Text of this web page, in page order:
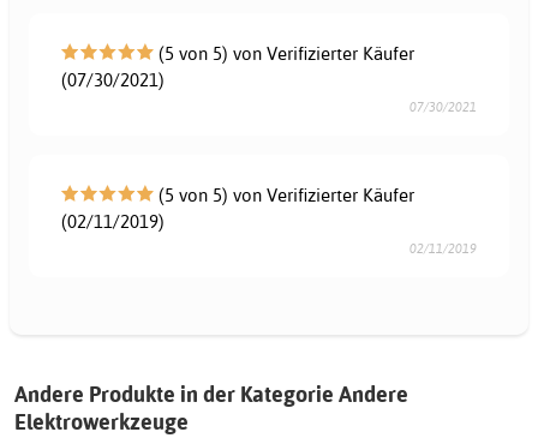
(5 von 5) von Verifizierter Käufer
(07/30/2021)
07/30/2021
(5 von 5) von Verifizierter Käufer
(02/11/2019)
02/11/2019
Andere Produkte in der Kategorie Andere
Elektrowerkzeuge